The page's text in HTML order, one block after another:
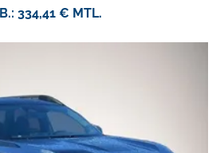
334,41 € MTL.